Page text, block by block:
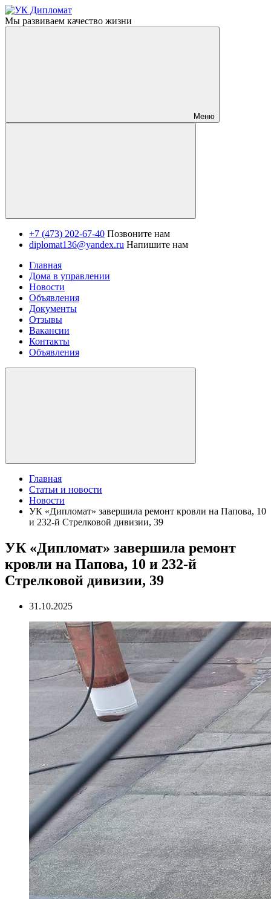
Мы развиваем качество жизни
Меню
+7 (473) 202-67-40 Позвоните нам
diplomat136@yandex.ru Напишите нам
Главная
Дома в управлении
Новости
Объявления
Документы
Отзывы
Вакансии
Контакты
Объявления
Главная
Статьи и новости
Новости
УК «Дипломат» завершила ремонт кровли на Папова, 10
и 232-й Стрелковой дивизии, 39
УК «Дипломат» завершила ремонт
кровли на Папова, 10 и 232-й
Стрелковой дивизии, 39
31.10.2025